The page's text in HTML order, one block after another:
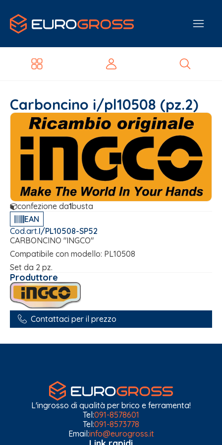
Carboncino i/pl10508 (pz.2)
confezione da1busta
EAN
Cod.art.I/PL10508-SP52
CARBONCINO "INGCO"
Compatibile con modello: PL10508
Set da 2 pz.
Produttore
Contattaci per il prezzo
L'ingrosso di qualità per brico e ferramenta!
Tel:091-8578601
Tel:091-8573778
Email:info@eurogross.it